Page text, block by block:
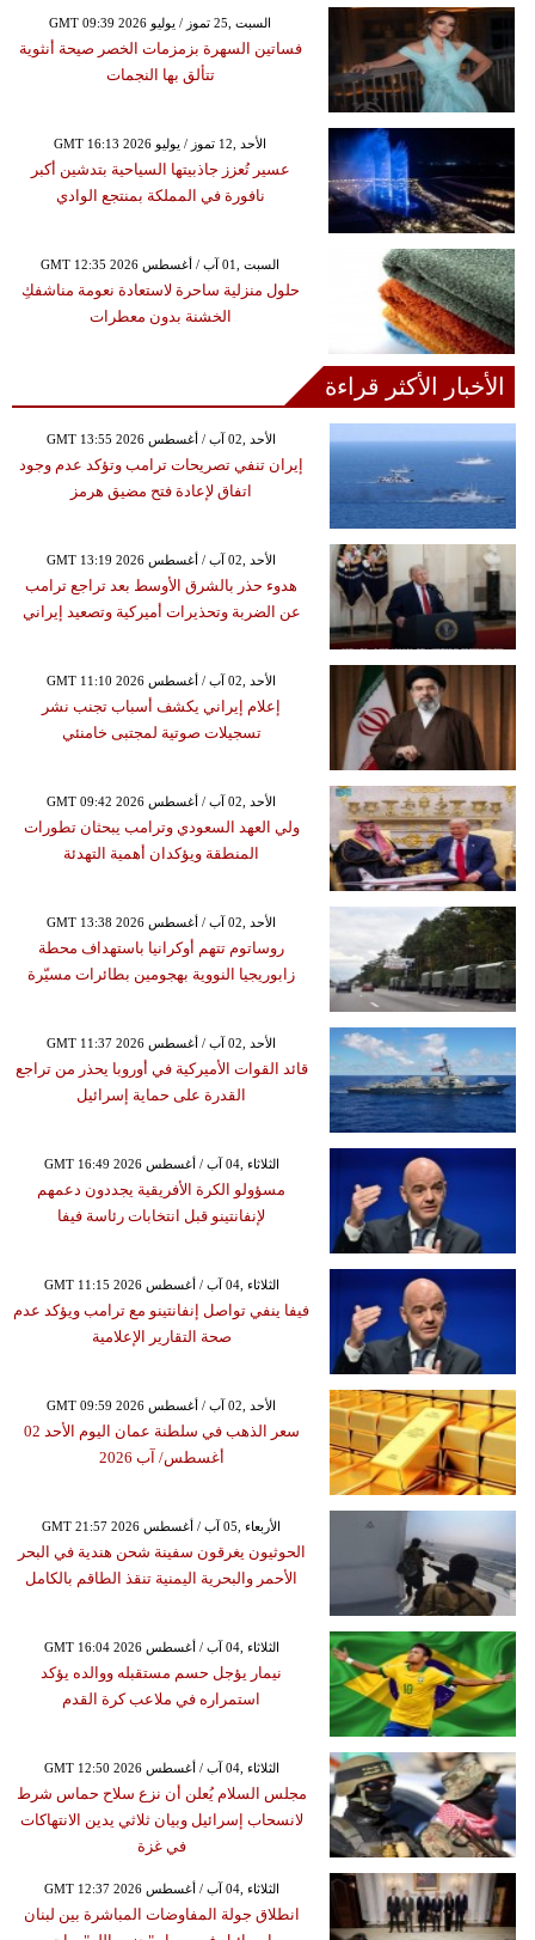
GMT 09:39 2026 السبت ,25 تموز / يوليو
فساتين السهرة بزمزمات الخصر صيحة أنثوية
تتألق بها النجمات
GMT 16:13 2026 الأحد ,12 تموز / يوليو
عسير تُعزز جاذبيتها السياحية بتدشين أكبر
نافورة في المملكة بمنتجع الوادي
GMT 12:35 2026 السبت ,01 آب / أغسطس
حلول منزلية ساحرة لاستعادة نعومة مناشفكِ
الخشنة بدون معطرات
الأخبار الأكثر قراءة
GMT 13:55 2026 الأحد ,02 آب / أغسطس
إيران تنفي تصريحات ترامب وتؤكد عدم وجود
اتفاق لإعادة فتح مضيق هرمز
GMT 13:19 2026 الأحد ,02 آب / أغسطس
هدوء حذر بالشرق الأوسط بعد تراجع ترامب
عن الضربة وتحذيرات أميركية وتصعيد إيراني
GMT 11:10 2026 الأحد ,02 آب / أغسطس
إعلام إيراني يكشف أسباب تجنب نشر
تسجيلات صوتية لمجتبى خامنئي
GMT 09:42 2026 الأحد ,02 آب / أغسطس
ولي العهد السعودي وترامب يبحثان تطورات
المنطقة ويؤكدان أهمية التهدئة
GMT 13:38 2026 الأحد ,02 آب / أغسطس
روساتوم تتهم أوكرانيا باستهداف محطة
زابوريجيا النووية بهجومين بطائرات مسيّرة
GMT 11:37 2026 الأحد ,02 آب / أغسطس
قائد القوات الأميركية في أوروبا يحذر من تراجع
القدرة على حماية إسرائيل
GMT 16:49 2026 الثلاثاء ,04 آب / أغسطس
مسؤولو الكرة الأفريقية يجددون دعمهم
لإنفانتينو قبل انتخابات رئاسة فيفا
GMT 11:15 2026 الثلاثاء ,04 آب / أغسطس
فيفا ينفي تواصل إنفانتينو مع ترامب ويؤكد عدم
صحة التقارير الإعلامية
GMT 09:59 2026 الأحد ,02 آب / أغسطس
سعر الذهب في سلطنة عمان اليوم الأحد 02
أغسطس/ آب 2026
GMT 21:57 2026 الأربعاء ,05 آب / أغسطس
الحوثيون يغرقون سفينة شحن هندية في البحر
الأحمر والبحرية اليمنية تنقذ الطاقم بالكامل
GMT 16:04 2026 الثلاثاء ,04 آب / أغسطس
نيمار يؤجل حسم مستقبله ووالده يؤكد
استمراره في ملاعب كرة القدم
GMT 12:50 2026 الثلاثاء ,04 آب / أغسطس
مجلس السلام يُعلن أن نزع سلاح حماس شرط
لانسحاب إسرائيل وبيان ثلاثي يدين الانتهاكات
في غزة
GMT 12:37 2026 الثلاثاء ,04 آب / أغسطس
انطلاق جولة المفاوضات المباشرة بين لبنان